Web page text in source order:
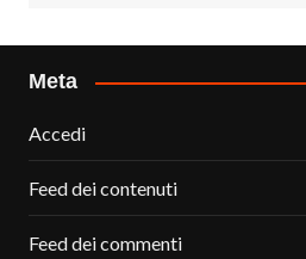
Meta
Accedi
Feed dei contenuti
Feed dei commenti